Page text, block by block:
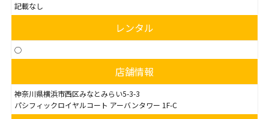
記載なし
レンタル
◯
店舗情報
神奈川県横浜市西区みなとみらい5-3-3
パシフィックロイヤルコート アーバンタワー 1F-C